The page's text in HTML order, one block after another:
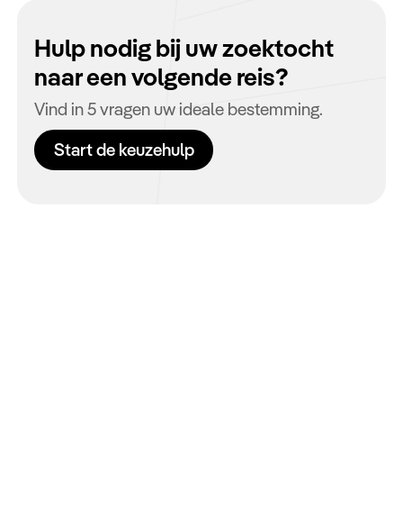
Hulp nodig bij uw zoektocht
naar een volgende reis?
Vind in 5 vragen uw ideale bestemming.
Start de keuzehulp